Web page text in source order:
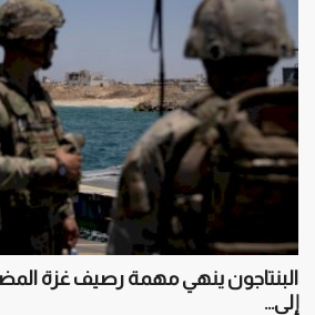
البنتاجون ينهي مهمة رصيف غزة
إلى...